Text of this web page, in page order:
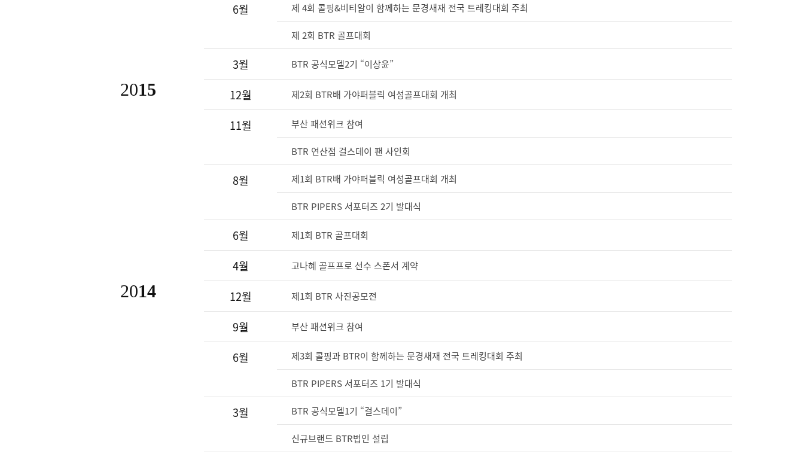
6월 제 4회 콜핑&비티알이 함께하는 문경새재 전국 트레킹대회 주최
제 2회 BTR 골프대회
3월 BTR 공식모델2기 “이상윤”
2015 12월 제2회 BTR배 가야퍼블릭 여성골프대회 개최
11월 부산 패션위크 참여
BTR 연산점 걸스데이 팬 사인회
8월 제1회 BTR배 가야퍼블릭 여성골프대회 개최
BTR PIPERS 서포터즈 2기 발대식
6월 제1회 BTR 골프대회
4월 고나혜 골프프로 선수 스폰서 계약
2014 12월 제1회 BTR 사진공모전
9월 부산 패션위크 참여
6월 제3회 콜핑과 BTR이 함께하는 문경새재 전국 트레킹대회 주최
BTR PIPERS 서포터즈 1기 발대식
3월 BTR 공식모델1기 “걸스데이”
신규브랜드 BTR법인 설립